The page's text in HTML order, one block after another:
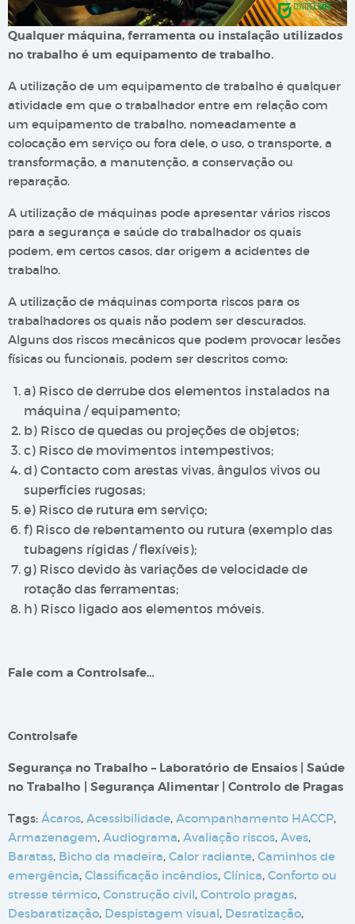
Qualquer máquina, ferramenta ou instalação utilizados
no trabalho é um equipamento de trabalho.
A utilização de um equipamento de trabalho é qualquer
atividade em que o trabalhador entre em relação com
um equipamento de trabalho, nomeadamente a
colocação em serviço ou fora dele, o uso, o transporte, a
transformação, a manutenção, a conservação ou
reparação.
A utilização de máquinas pode apresentar vários riscos
para a segurança e saúde do trabalhador os quais
podem, em certos casos, dar origem a acidentes de
trabalho.
A utilização de máquinas comporta riscos para os
trabalhadores os quais não podem ser descurados.
Alguns dos riscos mecânicos que podem provocar lesões
físicas ou funcionais, podem ser descritos como:
a) Risco de derrube dos elementos instalados na
máquina / equipamento;
b) Risco de quedas ou projeções de objetos;
c) Risco de movimentos intempestivos;
d) Contacto com arestas vivas, ângulos vivos ou
superfícies rugosas;
e) Risco de rutura em serviço;
f) Risco de rebentamento ou rutura (exemplo das
tubagens rígidas / flexíveis);
g) Risco devido às variações de velocidade de
rotação das ferramentas;
h) Risco ligado aos elementos móveis.
Fale com a Controlsafe…
Controlsafe
Segurança no Trabalho – Laboratório de Ensaios | Saúde
no Trabalho | Segurança Alimentar | Controlo de Pragas
Tags: Ácaros, Acessibilidade, Acompanhamento HACCP,
Armazenagem, Audiograma, Avaliação riscos, Aves,
Baratas, Bicho da madeira, Calor radiante, Caminhos de
emergência, Classificação incêndios, Clínica, Conforto ou
stresse térmico, Construção civil, Controlo pragas,
Desbaratização, Despistagem visual, Desratização,